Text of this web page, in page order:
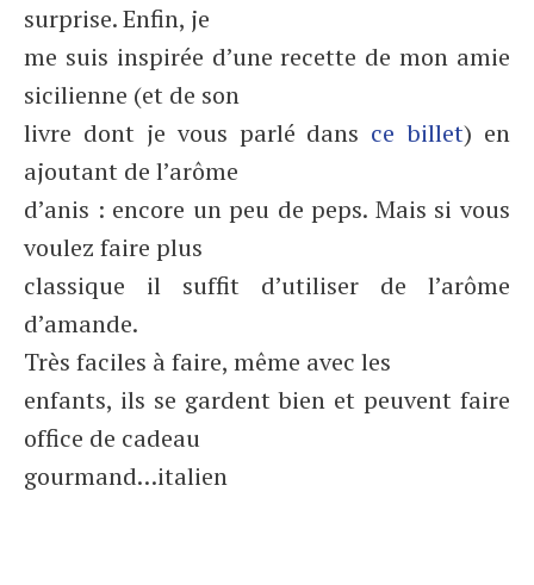
surprise. Enfin, je
me suis inspirée d’une recette de mon amie
sicilienne (et de son
livre dont je vous parlé dans ce billet) en
ajoutant de l’arôme
d’anis : encore un peu de peps. Mais si vous
voulez faire plus
classique il suffit d’utiliser de l’arôme
d’amande.
Très faciles à faire, même avec les
enfants, ils se gardent bien et peuvent faire
office de cadeau
gourmand…italien